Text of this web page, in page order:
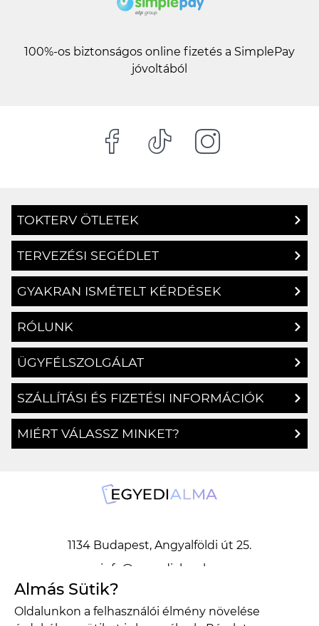
100%-os biztonságos online fizetés a SimplePay
jóvoltából
TOKTERV ÖTLETEK
TERVEZÉSI SEGÉDLET
GYAKRAN ISMÉTELT KÉRDÉSEK
RÓLUNK
ÜGYFÉLSZOLGÁLAT
SZÁLLÍTÁSI ÉS FIZETÉSI INFORMÁCIÓK
MIÉRT VÁLASSZ MINKET?
1134 Budapest, Angyalföldi út 25.
info@egyedialma.hu
1134 Budapest, Angyalföldi út 25.
Almás Sütik?
Oldalunkon a felhasználói élmény növelése